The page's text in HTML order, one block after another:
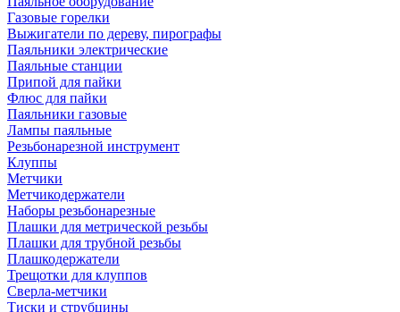
Газовые горелки
Выжигатели по дереву, пирографы
Паяльники электрические
Паяльные станции
Припой для пайки
Флюс для пайки
Паяльники газовые
Лампы паяльные
Резьбонарезной инструмент
Клуппы
Метчики
Метчикодержатели
Наборы резьбонарезные
Плашки для метрической резьбы
Плашки для трубной резьбы
Плашкодержатели
Трещотки для клуппов
Сверла-метчики
Тиски и струбцины